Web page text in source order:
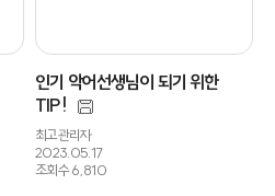
인기 악어선생님이 되기 위한
TIP!
최고관리자
2023.05.17
조회수 6,810